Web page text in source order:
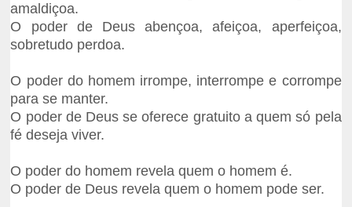
amaldiçoa.
O poder de Deus abençoa, afeiçoa, aperfeiçoa,
sobretudo perdoa.
O poder do homem irrompe, interrompe e corrompe
para se manter.
O poder de Deus se oferece gratuito a quem só pela
fé deseja viver.
O poder do homem revela quem o homem é.
O poder de Deus revela quem o homem pode ser.